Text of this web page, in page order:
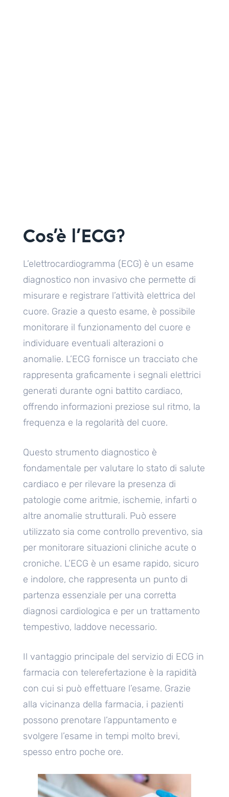
Cos’è l’ECG?
L’elettrocardiogramma (ECG) è un esame
diagnostico non invasivo che permette di
misurare e registrare l’attività elettrica del
cuore. Grazie a questo esame, è possibile
monitorare il funzionamento del cuore e
individuare eventuali alterazioni o
anomalie. L’ECG fornisce un tracciato che
rappresenta graficamente i segnali elettrici
generati durante ogni battito cardiaco,
offrendo informazioni preziose sul ritmo, la
frequenza e la regolarità del cuore.
Questo strumento diagnostico è
fondamentale per valutare lo stato di salute
cardiaco e per rilevare la presenza di
patologie come aritmie, ischemie, infarti o
altre anomalie strutturali. Può essere
utilizzato sia come controllo preventivo, sia
per monitorare situazioni cliniche acute o
croniche. L’ECG è un esame rapido, sicuro
e indolore, che rappresenta un punto di
partenza essenziale per una corretta
diagnosi cardiologica e per un trattamento
tempestivo, laddove necessario.
Il vantaggio principale del servizio di ECG in
farmacia con telerefertazione è la rapidità
con cui si può effettuare l’esame. Grazie
alla vicinanza della farmacia, i pazienti
possono prenotare l’appuntamento e
svolgere l’esame in tempi molto brevi,
spesso entro poche ore.